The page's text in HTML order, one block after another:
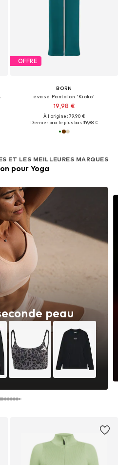
'
OFFRE
BORN
évasé Pantalon 'Kioko'
19,98 €
À l'origine : 79,90 €
Dernier prix le plus bas :19,98 €
ET LES MEILLEURES MARQUES
pour Yoga
peau